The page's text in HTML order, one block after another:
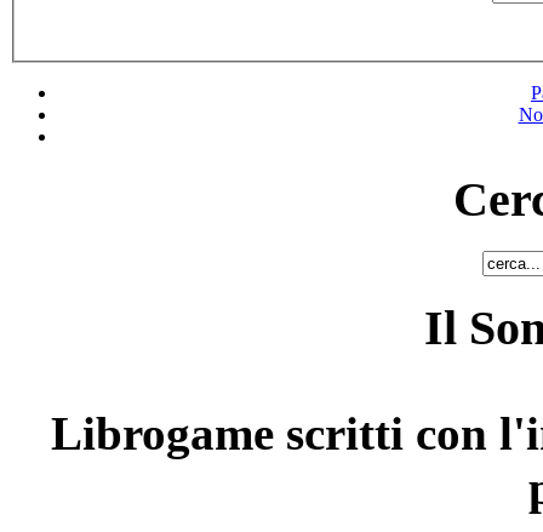
Il
Librogame scritti con